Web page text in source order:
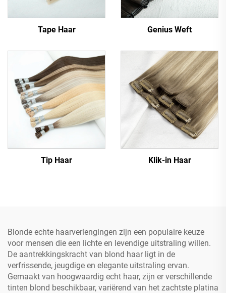
Tape Haar Genius Weft
Tip Haar Klik-in Haar
Blonde echte haarverlengingen zijn een populaire keuze
voor mensen die een lichte en levendige uitstraling willen.
De aantrekkingskracht van blond haar ligt in de
verfrissende, jeugdige en elegante uitstraling ervan.
Gemaakt van hoogwaardig echt haar, zijn er verschillende
tinten blond beschikbaar, variërend van het zachtste platina